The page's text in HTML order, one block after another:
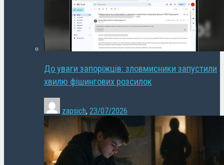
До уваги запоріжців: зловмисники запустили
хвилю фішингових розсилок
zapsich, 23/07/2026